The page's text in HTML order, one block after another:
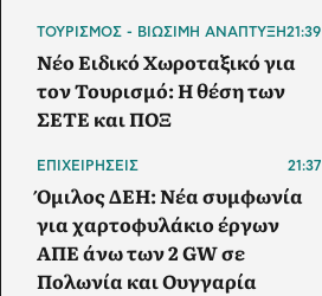
ΤΟΥΡΙΣΜΟΣ - ΒΙΩΣΙΜΗ ΑΝΑΠΤΥΞΗ21:39
Νέο Ειδικό Χωροταξικό για
τον Τουρισμό: Η θέση των
ΣΕΤΕ και ΠΟΞ
ΕΠΙΧΕΙΡΗΣΕΙΣ 21:37
Όμιλος ΔΕΗ: Νέα συμφωνία
για χαρτοφυλάκιο έργων
ΑΠΕ άνω των 2 GW σε
Πολωνία και Ουγγαρία